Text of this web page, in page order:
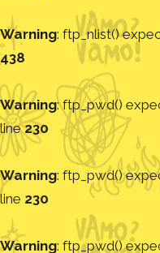
Warning: ftp_nlist()
438
Warning: ftp_pwd()
line230
Warning: ftp_pwd()
line 230
Warning: ftp_pwd()